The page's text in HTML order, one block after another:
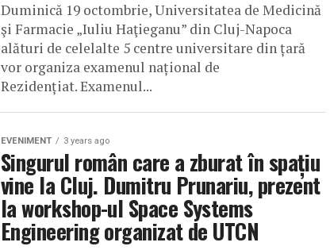
Duminică 19 octombrie, Universitatea de Medicină
şi Farmacie „Iuliu Haţieganu” din Cluj-Napoca
alături de celelalte 5 centre universitare din țară
vor organiza examenul național de
Rezidențiat. Examenul...
EVENIMENT 3 years ago
Singurul român care a zburat în spațiu
vine la Cluj. Dumitru Prunariu, prezent
la workshop-ul Space Systems
Engineering organizat de UTCN